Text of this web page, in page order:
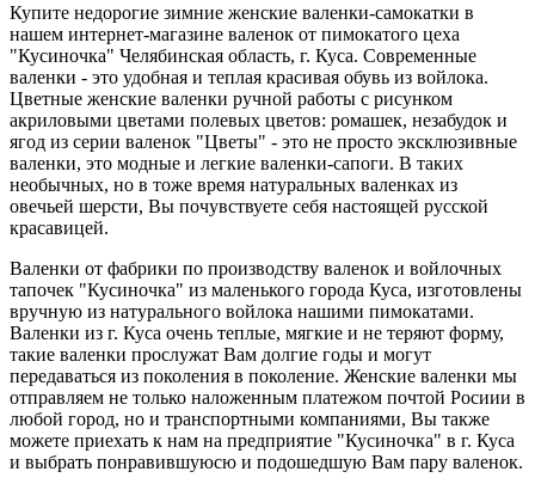
Купите недорогие зимние женские валенки-самокатки в
нашем интернет-магазине валенок от пимокатого цеха
"Кусиночка" Челябинская область, г. Куса. Современные
валенки - это удобная и теплая красивая обувь из войлока.
Цветные женские валенки ручной работы с рисунком
акриловыми цветами полевых цветов: ромашек, незабудок и
ягод из серии валенок "Цветы" - это не просто эксклюзивные
валенки, это модные и легкие валенки-сапоги. В таких
необычных, но в тоже время натуральных валенках из
овечьей шерсти, Вы почувствуете себя настоящей русской
красавицей.
Валенки от фабрики по производству валенок и войлочных
тапочек "Кусиночка" из маленького города Куса, изготовлены
вручную из натурального войлока нашими пимокатами.
Валенки из г. Куса очень теплые, мягкие и не теряют форму,
такие валенки прослужат Вам долгие годы и могут
передаваться из поколения в поколение. Женские валенки мы
отправляем не только наложенным платежом почтой Росиии в
любой город, но и транспортными компаниями, Вы также
можете приехать к нам на предприятие "Кусиночка" в г. Куса
и выбрать понравившуюсю и подошедшую Вам пару валенок.